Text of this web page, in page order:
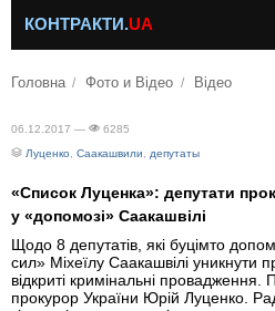
КОНТРАКТИ.UA
Головна Фото и Відео Відео
06.12.2017 —
6285
Луценко
Саакашвили депутаты
«Список Луценка»: депутати
у «допомозі» Саакашвілі
Щодо 8 депутатів, які буцімто
сил» Міхеїлу Саакашвілі уникнути
відкриті кримінальні
прокурор України Юрій Луценко.